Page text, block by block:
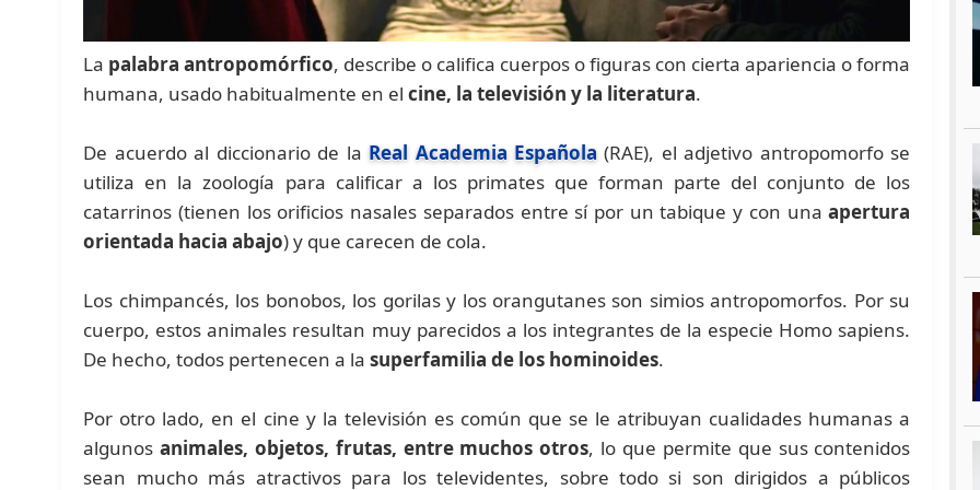
La palabra antropomórfico, describe o califica cuerpos o figuras con cierta apariencia o forma
humana, usado habitualmente en elcine, la televisión y la literatura.
De acuerdo al diccionario de laReal Academia Española (RAE), el adjetivo antropomorfo se
utiliza en la zoología para calificar a los primates que forman parte del conjunto de los
catarrinos (tienen los orificios nasales separados entre sí por un tabique y con unaapertura
orientada hacia abajo) y que carecen de cola.
Los chimpancés, los bonobos, los gorilas y los orangutanes son simios antropomorfos. Por su
cuerpo, estos animales resultan muy parecidos a los integrantes de la especie Homo sapiens.
De hecho, todos pertenecen a lasuperfamilia de los hominoides.
Por otro lado, en el cine y la televisión es común que se le atribuyan cualidades humanas a
algunosanimales, objetos, frutas, entre muchos otros, lo que permite que sus contenidos
sean mucho más atractivos para los televidentes, sobre todo si son dirigidos a públicos